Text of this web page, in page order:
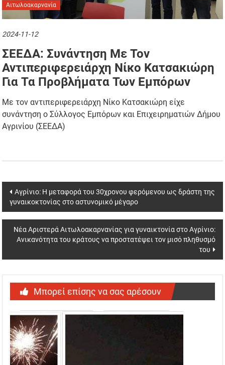
Αιτωλοακαρνανία
2024-11-12
ΣΕΕΔΑ: Συνάντηση Με Τον
Αντιπεριφερειάρχη Νίκο Κατσακιώρη
Για Τα Προβλήματα Των Εμπόρων
Με τον αντιπεριφερειάρχη Νίκο Κατσακιώρη είχε
συνάντηση ο Σύλλογος Εμπόρων και Επιχειρηματιών Δήμου
Αγρινίου (ΣΕΕΔΑ)
Post
navigation
Αγρίνιο: Η μεταφορά του 30χρονου φερόμενου ως δράστη της
γυναικοκτονίας στο αστυνομικό μέγαρο
Νέα Αριστερά Αιτωλοακαρνανίας για γυναικτονία στο Αγρίνιο:
Ανικανότητα του κράτους να προστατέψει τον μισό πληθυσμό
του
Μπορεί επίσης να σας αρέσουν